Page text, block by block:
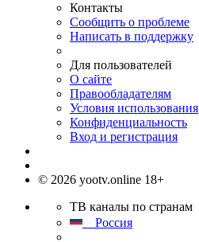
Контакты
Сообщить о проблеме
Написать в поддержку
Для пользователей
О сайте
Правообладателям
Условия использования
Конфиденциальность
Вход и регистрация
© 2026 yootv.online 18+
ТВ каналы по странам
Россия